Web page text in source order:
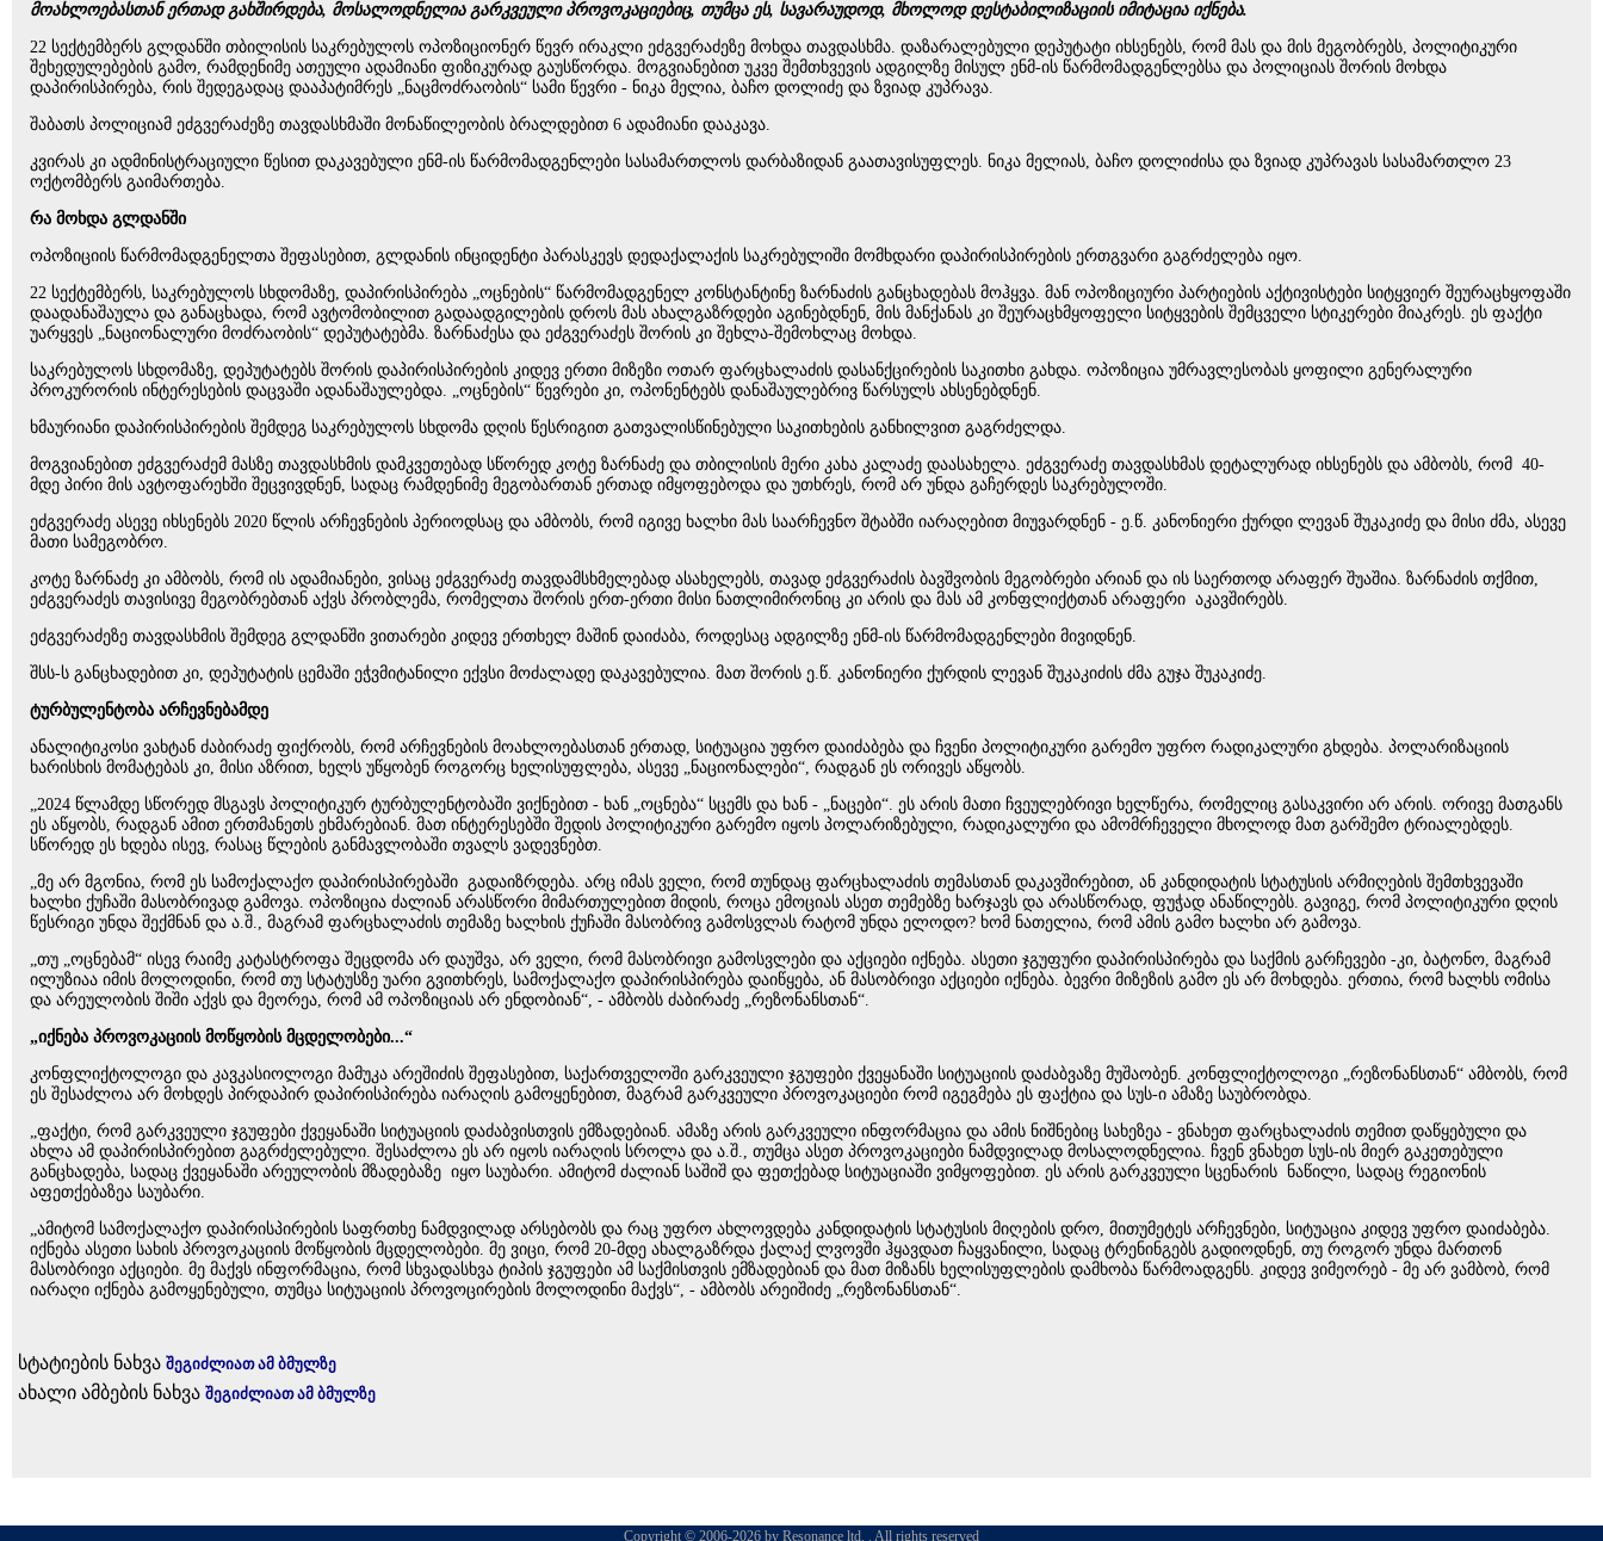
მოახლოებასთან ერთად გახშირდება, მოსალოდნელია გარკვეული პროვოკაციებიც, თუმცა ეს, სავარაუდოდ, მხოლოდ დესტაბილიზაციის იმიტაცია იქნება.
22 სექტემბერს გლდანში თბილისის საკრებულოს ოპოზიციონერ წევრ ირაკლი ეძგვერაძეზე მოხდა თავდასხმა. დაზარალებული დეპუტატი იხსენებს, რომ მას და მის მეგობრებს, პოლიტიკური
შეხედულებების გამო, რამდენიმე ათეული ადამიანი ფიზიკურად გაუსწორდა. მოგვიანებით უკვე შემთხვევის ადგილზე მისულ ენმ-ის წარმომადგენლებსა და პოლიციას შორის მოხდა
დაპირისპირება, რის შედეგადაც დააპატიმრეს „ნაცმოძრაობის“ სამი წევრი - ნიკა მელია, ბაჩო დოლიძე და ზვიად კუპრავა.
შაბათს პოლიციამ ეძგვერაძეზე თავდასხმაში მონაწილეობის ბრალდებით 6 ადამიანი დააკავა.
კვირას კი ადმინისტრაციული წესით დაკავებული ენმ-ის წარმომადგენლები სასამართლოს დარბაზიდან გაათავისუფლეს. ნიკა მელიას, ბაჩო დოლიძისა და ზვიად კუპრავას სასამართლო 23
ოქტომბერს გაიმართება.
რა მოხდა გლდანში
ოპოზიციის წარმომადგენელთა შეფასებით, გლდანის ინციდენტი პარასკევს დედაქალაქის საკრებულიში მომხდარი დაპირისპირების ერთგვარი გაგრძელება იყო.
22 სექტემბერს, საკრებულოს სხდომაზე, დაპირისპირება „ოცნების“ წარმომადგენელ კონსტანტინე ზარნაძის განცხადებას მოჰყვა. მან ოპოზიციური პარტიების აქტივისტები სიტყვიერ შეურაცხყოფაში
დაადანაშაულა და განაცხადა, რომ ავტომობილით გადაადგილების დროს მას ახალგაზრდები აგინებდნენ, მის მანქანას კი შეურაცხმყოფელი სიტყვების შემცველი სტიკერები მიაკრეს. ეს ფაქტი
უარყვეს „ნაციონალური მოძრაობის“ დეპუტატებმა. ზარნაძესა და ეძგვერაძეს შორის კი შეხლა-შემოხლაც მოხდა.
საკრებულოს სხდომაზე, დეპუტატებს შორის დაპირისპირების კიდევ ერთი მიზეზი ოთარ ფარცხალაძის დასანქცირების საკითხი გახდა. ოპოზიცია უმრავლესობას ყოფილი გენერალური
პროკურორის ინტერესების დაცვაში ადანაშაულებდა. „ოცნების“ წევრები კი, ოპონენტებს დანაშაულებრივ წარსულს ახსენებდნენ.
ხმაურიანი დაპირისპირების შემდეგ საკრებულოს სხდომა დღის წესრიგით გათვალისწინებული საკითხების განხილვით გაგრძელდა.
მოგვიანებით ეძგვერაძემ მასზე თავდასხმის დამკვეთებად სწორედ კოტე ზარნაძე და თბილისის მერი კახა კალაძე დაასახელა. ეძგვერაძე თავდასხმას დეტალურად იხსენებს და ამბობს, რომ 40-
მდე პირი მის ავტოფარეხში შეცვივდნენ, სადაც რამდენიმე მეგობართან ერთად იმყოფებოდა და უთხრეს, რომ არ უნდა გაჩერდეს საკრებულოში.
ეძგვერაძე ასევე იხსენებს 2020 წლის არჩევნების პერიოდსაც და ამბობს, რომ იგივე ხალხი მას საარჩევნო შტაბში იარაღებით მიუვარდნენ - ე.წ. კანონიერი ქურდი ლევან შუკაკიძე და მისი ძმა, ასევე
მათი სამეგობრო.
კოტე ზარნაძე კი ამბობს, რომ ის ადამიანები, ვისაც ეძგვერაძე თავდამსხმელებად ასახელებს, თავად ეძგვერაძის ბავშვობის მეგობრები არიან და ის საერთოდ არაფერ შუაშია. ზარნაძის თქმით,
ეძგვერაძეს თავისივე მეგობრებთან აქვს პრობლემა, რომელთა შორის ერთ-ერთი მისი ნათლიმირონიც კი არის და მას ამ კონფლიქტთან არაფერი აკავშირებს.
ეძგვერაძეზე თავდასხმის შემდეგ გლდანში ვითარები კიდევ ერთხელ მაშინ დაიძაბა, როდესაც ადგილზე ენმ-ის წარმომადგენლები მივიდნენ.
შსს-ს განცხადებით კი, დეპუტატის ცემაში ეჭვმიტანილი ექვსი მოძალადე დაკავებულია. მათ შორის ე.წ. კანონიერი ქურდის ლევან შუკაკიძის ძმა გუჯა შუკაკიძე.
ტურბულენტობა არჩევნებამდე
ანალიტიკოსი ვახტან ძაბირაძე ფიქრობს, რომ არჩევნების მოახლოებასთან ერთად, სიტუაცია უფრო დაიძაბება და ჩვენი პოლიტიკური გარემო უფრო რადიკალური გხდება. პოლარიზაციის
ხარისხის მომატებას კი, მისი აზრით, ხელს უწყობენ როგორც ხელისუფლება, ასევე „ნაციონალები“, რადგან ეს ორივეს აწყობს.
„2024 წლამდე სწორედ მსგავს პოლიტიკურ ტურბულენტობაში ვიქნებით - ხან „ოცნება“ სცემს და ხან - „ნაცები“. ეს არის მათი ჩვეულებრივი ხელწერა, რომელიც გასაკვირი არ არის. ორივე მათგანს
ეს აწყობს, რადგან ამით ერთმანეთს ეხმარებიან. მათ ინტერესებში შედის პოლიტიკური გარემო იყოს პოლარიზებული, რადიკალური და ამომრჩეველი მხოლოდ მათ გარშემო ტრიალებდეს.
სწორედ ეს ხდება ისევ, რასაც წლების განმავლობაში თვალს ვადევნებთ.
„მე არ მგონია, რომ ეს სამოქალაქო დაპირისპირებაში გადაიზრდება. არც იმას ველი, რომ თუნდაც ფარცხალაძის თემასთან დაკავშირებით, ან კანდიდატის სტატუსის არმიღების შემთხვევაში
ხალხი ქუჩაში მასობრივად გამოვა. ოპოზიცია ძალიან არასწორი მიმართულებით მიდის, როცა ემოციას ასეთ თემებზე ხარჯავს და არასწორად, ფუჭად ანაწილებს. გავიგე, რომ პოლიტიკური დღის
წესრიგი უნდა შექმნან და ა.შ., მაგრამ ფარცხალაძის თემაზე ხალხის ქუჩაში მასობრივ გამოსვლას რატომ უნდა ელოდო? ხომ ნათელია, რომ ამის გამო ხალხი არ გამოვა.
„თუ „ოცნებამ“ ისევ რაიმე კატასტროფა შეცდომა არ დაუშვა, არ ველი, რომ მასობრივი გამოსვლები და აქციები იქნება. ასეთი ჯგუფური დაპირისპირება და საქმის გარჩევები -კი, ბატონო, მაგრამ
ილუზიაა იმის მოლოდინი, რომ თუ სტატუსზე უარი გვითხრეს, სამოქალაქო დაპირისპირება დაიწყება, ან მასობრივი აქციები იქნება. ბევრი მიზეზის გამო ეს არ მოხდება. ერთია, რომ ხალხს ომისა
და არეულობის შიში აქვს და მეორეა, რომ ამ ოპოზიციას არ ენდობიან“, - ამბობს ძაბირაძე „რეზონანსთან“.
„იქნება პროვოკაციის მოწყობის მცდელობები...“
კონფლიქტოლოგი და კავკასიოლოგი მამუკა არეშიძის შეფასებით, საქართველოში გარკვეული ჯგუფები ქვეყანაში სიტუაციის დაძაბვაზე მუშაობენ. კონფლიქტოლოგი „რეზონანსთან“ ამბობს, რომ
ეს შესაძლოა არ მოხდეს პირდაპირ დაპირისპირება იარაღის გამოყენებით, მაგრამ გარკვეული პროვოკაციები რომ იგეგმება ეს ფაქტია და სუს-ი ამაზე საუბრობდა.
„ფაქტი, რომ გარკვეული ჯგუფები ქვეყანაში სიტუაციის დაძაბვისთვის ემზადებიან. ამაზე არის გარკვეული ინფორმაცია და ამის ნიშნებიც სახეზეა - ვნახეთ ფარცხალაძის თემით დაწყებული და
ახლა ამ დაპირისპირებით გაგრძელებული. შესაძლოა ეს არ იყოს იარაღის სროლა და ა.შ., თუმცა ასეთ პროვოკაციები ნამდვილად მოსალოდნელია. ჩვენ ვნახეთ სუს-ის მიერ გაკეთებული
განცხადება, სადაც ქვეყანაში არეულობის მზადებაზე იყო საუბარი. ამიტომ ძალიან საშიშ და ფეთქებად სიტუაციაში ვიმყოფებით. ეს არის გარკვეული სცენარის ნაწილი, სადაც რეგიონის
აფეთქებაზეა საუბარი.
„ამიტომ სამოქალაქო დაპირისპირების საფრთხე ნამდვილად არსებობს და რაც უფრო ახლოვდება კანდიდატის სტატუსის მიღების დრო, მითუმეტეს არჩევნები, სიტუაცია კიდევ უფრო დაიძაბება.
იქნება ასეთი სახის პროვოკაციის მოწყობის მცდელობები. მე ვიცი, რომ 20-მდე ახალგაზრდა ქალაქ ლვოვში ჰყავდათ ჩაყვანილი, სადაც ტრენინგებს გადიოდნენ, თუ როგორ უნდა მართონ
მასობრივი აქციები. მე მაქვს ინფორმაცია, რომ სხვადასხვა ტიპის ჯგუფები ამ საქმისთვის ემზადებიან და მათ მიზანს ხელისუფლების დამხობა წარმოადგენს. კიდევ ვიმეორებ - მე არ ვამბობ, რომ
იარაღი იქნება გამოყენებული, თუმცა სიტუაციის პროვოცირების მოლოდინი მაქვს“, - ამბობს არეიშიძე „რეზონანსთან“.
სტატიების ნახვა შეგიძლიათ ამ ბმულზე
ახალი ამბების ნახვა შეგიძლიათ ამ ბმულზე
Copyright © 2006-2026 by Resonance ltd. . All rights reserved